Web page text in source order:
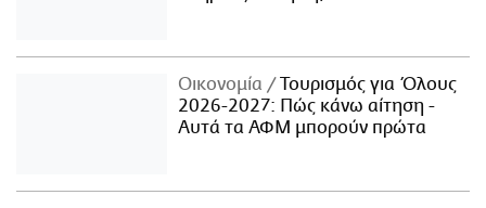
Οικονομία
Τουρισμός για Όλους
2026-2027: Πώς κάνω αίτηση -
Αυτά τα ΑΦΜ μπορούν πρώτα